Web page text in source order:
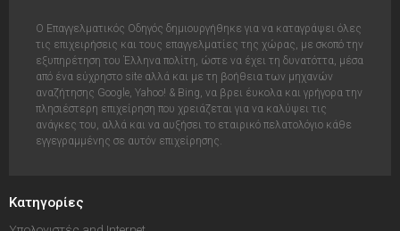
Ο Επαγγελματικός Οδηγός δημιουργήθηκε για να καταγράψει όλες
τις επιχειρήσεις και τους επαγγελματίες της χώρας, με σκοπό την
εξυπηρέτηση του Έλληνα πολίτη, ώστε να έχει τη δυνατόττα, μέσα
από ένα εύχρηστο site αλλά και με τη βοήθεια των μηχανών
αναζήτησης Google, Yahoo! & Bing, να βρει έυκολα και γρήγορα την
πλησιέστερη επιχείρηση που χρειάζεται για να καλύψει τις
ανάγκες του, αλλά και να αυξήσει το εταιρικό πελατολόγιο κάθε
εγγεγραμμένης σε αυτόν επιχείρησης.
Κατηγορίες